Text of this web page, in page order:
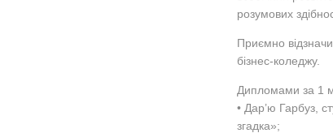
розумових
Приємно
бізнес-коледжу.
Дипломами за 1
• Дар’ю Гарбуз,
згадка»;